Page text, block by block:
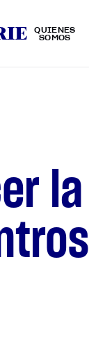
QUIÉNES
SOMOS